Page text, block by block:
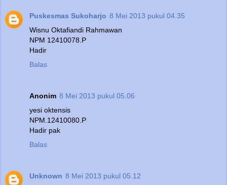
Puskesmas Sukoharjo 8 Mei 2013 pukul 04.35
Wisnu Oktafiandi Rahmawan
NPM 12410078.P
Hadir
Balas
Anonim 8 Mei 2013 pukul 05.06
yesi oktensis
NPM.12410080.P
Hadir pak
Balas
Unknown 8 Mei 2013 pukul 05.12